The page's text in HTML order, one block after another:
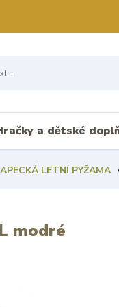
a dětské
LETNÍ PYŽAMA
modré